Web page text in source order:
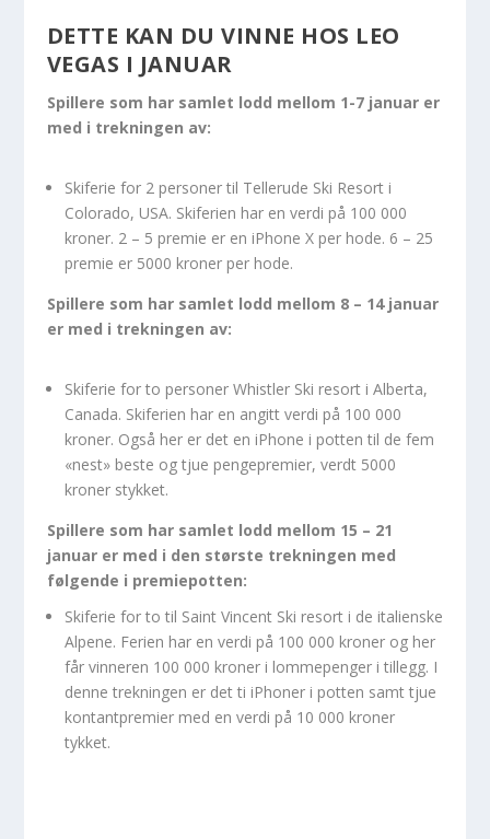
DETTE KAN DU VINNE HOS LEO
VEGAS I JANUAR
Spillere som har samlet lodd mellom 1-7 januar er
med i trekningen av:
Skiferie for 2 personer til Tellerude Ski Resort i
Colorado, USA. Skiferien har en verdi på 100 000
kroner. 2 – 5 premie er en iPhone X per hode. 6 – 25
premie er 5000 kroner per hode.
Spillere som har samlet lodd mellom 8 – 14 januar
er med i trekningen av:
Skiferie for to personer Whistler Ski resort i Alberta,
Canada. Skiferien har en angitt verdi på 100 000
kroner. Også her er det en iPhone i potten til de fem
«nest» beste og tjue pengepremier, verdt 5000
kroner stykket.
Spillere som har samlet lodd mellom 15 – 21
januar er med i den største trekningen med
følgende i premiepotten:
Skiferie for to til Saint Vincent Ski resort i de italienske
Alpene. Ferien har en verdi på 100 000 kroner og her
får vinneren 100 000 kroner i lommepenger i tillegg. I
denne trekningen er det ti iPhoner i potten samt tjue
kontantpremier med en verdi på 10 000 kroner
tykket.